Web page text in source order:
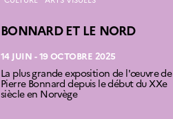
BONNARD ET LE NORD
14 JUIN - 19 OCTOBRE 2025
La plus grande exposition de l'œuvre de
Pierre Bonnard depuis le début du XXe
siècle en Norvège